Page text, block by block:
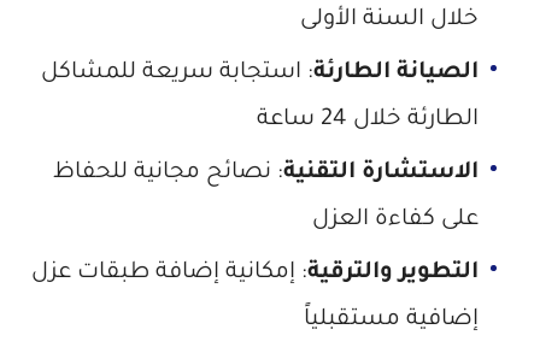
خلال السنة الأولى
الصيانة الطارئة: استجابة سريعة للمشاكل
الطارئة خلال 24 ساعة
الاستشارة التقنية: نصائح مجانية للحفاظ
على كفاءة العزل
التطوير والترقية: إمكانية إضافة طبقات عزل
إضافية مستقبلياً